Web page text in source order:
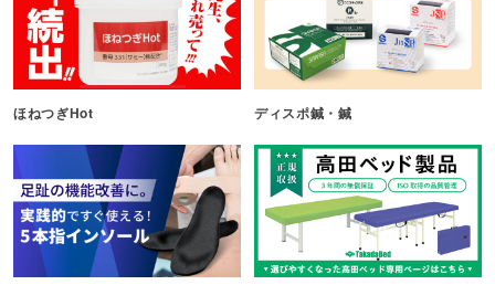
ほねつぎHot ディスポ鍼・鍼